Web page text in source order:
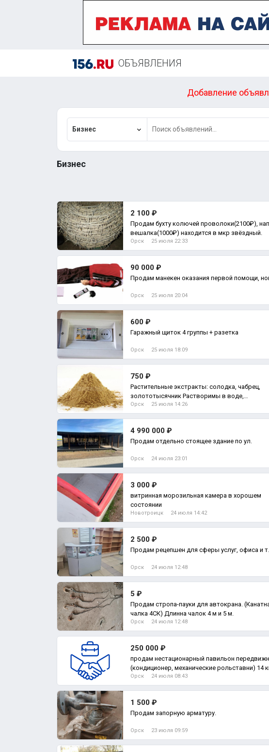
ОБЪЯВЛЕНИЯ
Добавление
Бизнес
Бизнес
2 100 ₽
Продам бухту колючей проволоки(2100₽),
вешалка(1000₽) находится в мкр звёздный.
Орск 25 июля 22:33
90 000 ₽
Продам манекен оказания первой помощи,
Орск 25 июля 20:04
600 ₽
Гаражный щиток 4 группы + разетка
Орск 25 июля 18:09
750 ₽
Растительные экстракты: солодка, чабрец,
золототысячник Растворимы в воде,
мелкодисперсные В н
Орск 25 июля 14:26
4 990 000 ₽
Продам отдельно стоящее здание по ул.
Орск 24 июля 23:01
3 000 ₽
витринная морозильная камера в хорошем
состоянии
Новотроицк 24 июля 14:42
2 500 ₽
Продам рецепшен для сферы услуг, офиса и т.
Орск 24 июля 12:48
5 ₽
Продам стропа-пауки для автокрана.
чалка 4СК) Длинна чалок 4 м и 5 м.
Орск 24 июля 12:48
250 000 ₽
продам нестационарный павильон
(кондиционер, механические рольставни) 14
Орск 24 июля 08:43
1 500 ₽
Продам запорную арматуру.
Орск 23 июля 09:59